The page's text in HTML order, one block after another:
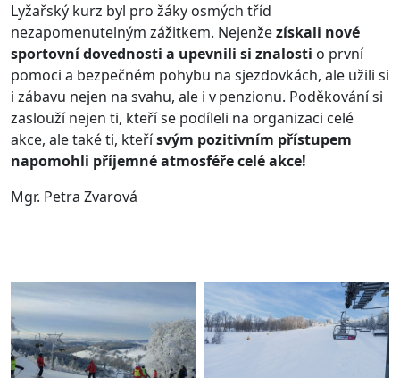
Lyžařský kurz byl pro žáky osmých tříd
nezapomenutelným zážitkem. Nejenžezískali nové
sportovní dovednosti a upevnili si znalosti o první
pomoci a bezpečném pohybu na sjezdovkách, ale užili si
i zábavu nejen na svahu, ale i v penzionu. Poděkování si
zaslouží nejen ti, kteří se podíleli na organizaci celé
akce, ale také ti, kteřísvým pozitivním přístupem
napomohli příjemné atmosféře celé akce!
Mgr. Petra Zvarová